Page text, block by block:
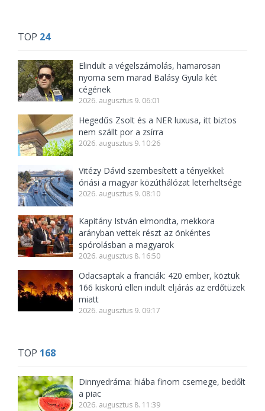
TOP 24
Elindult a végelszámolás, hamarosan
nyoma sem marad Balásy Gyula két
cégének
2026. augusztus 9. 06:01
Hegedűs Zsolt és a NER luxusa, itt biztos
nem szállt por a zsírra
2026. augusztus 9. 10:26
Vitézy Dávid szembesített a tényekkel:
óriási a magyar közúthálózat leterheltsége
2026. augusztus 9. 08:10
Kapitány István elmondta, mekkora
arányban vettek részt az önkéntes
spórolásban a magyarok
2026. augusztus 8. 16:50
Odacsaptak a franciák: 420 ember, köztük
166 kiskorú ellen indult eljárás az erdőtüzek
miatt
2026. augusztus 9. 09:17
TOP 168
Dinnyedráma: hiába finom csemege, bedőlt
a piac
2026. augusztus 8. 11:39